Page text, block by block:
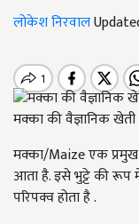
लोकेश निरवाल
मक्का की वैज्ञानिक
मक्का/Maize एक प्रमुख
आता है. इसे भुट्टे की रूप
परिपक्व होता है .